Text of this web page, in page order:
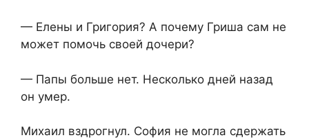
— Елены и Григория? А почему Гриша сам не
может помочь своей дочери?
— Папы больше нет. Несколько дней назад
он умер.
Михаил вздрогнул. София не могла сдержать